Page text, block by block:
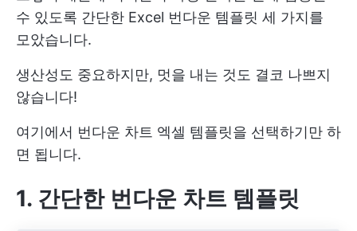
수 있도록 간단한 Excel 번다운 템플릿 세 가지를
모았습니다.
생산성도 중요하지만, 멋을 내는 것도 결코 나쁘지
않습니다!
여기에서 번다운 차트 엑셀 템플릿을 선택하기만 하
면 됩니다.
1. 간단한 번다운 차트 템플릿